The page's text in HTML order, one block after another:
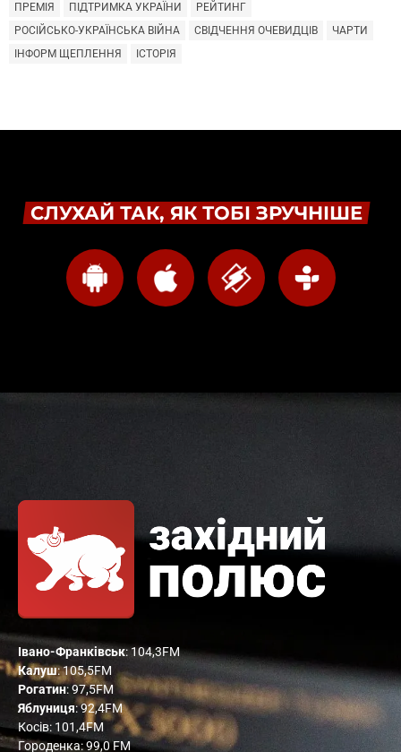
ПРЕМІЯ
ПІДТРИМКА УКРАЇНИ
РЕЙТИНГ
РОСІЙСЬКО-УКРАЇНСЬКА ВІЙНА
СВІДЧЕННЯ ОЧЕВИДЦІВ
ЧАРТИ
ІНФОРМ ЩЕПЛЕННЯ
ІСТОРІЯ
СЛУХАЙ ТАК, ЯК ТОБІ ЗРУЧНІШЕ
Івано-Франківськ: 104,3FM
Калуш: 105,5FM
Рогатин: 97,5FM
Яблуниця: 92,4FM
Косів: 101,4FM
Городенка: 99,0 FM